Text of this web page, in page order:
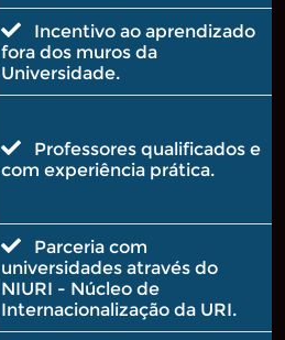
Incentivo ao aprendizado
fora dos muros da
Universidade.
Professores qualificados e
com experiência prática.
Parceria com
universidades através do
NIURI - Núcleo de
Internacionalização da URI.